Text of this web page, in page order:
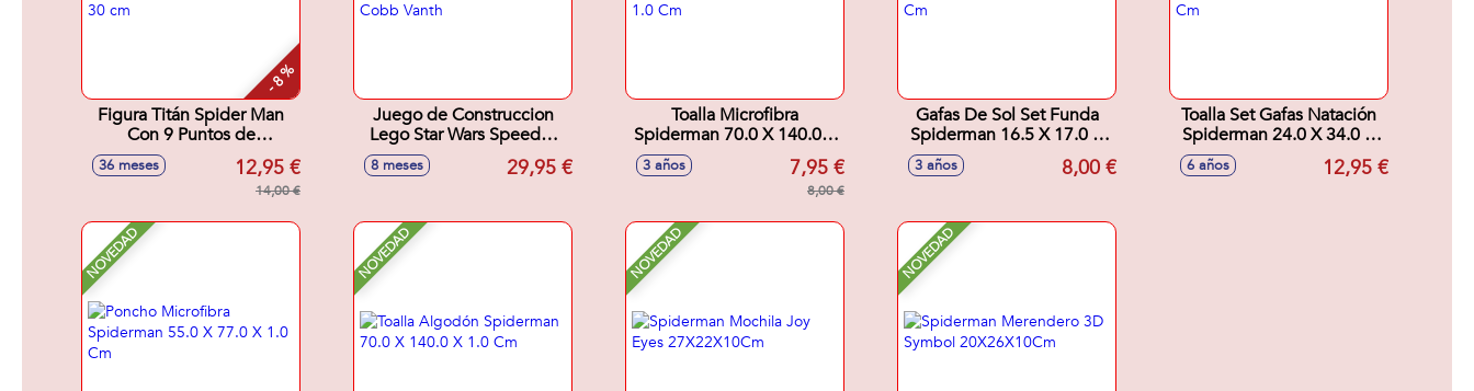
- 8 %
Figura Titán Spider Man
Con 9 Puntos de
Articulacion. 30 cm
36 meses 12,95 €
14,00 €
Juego de Construccion
Lego Star Wars Speeder
de Cobb Vanth
8 meses 29,95 €
Toalla Microfibra
Spiderman 70.0 X 140.0 X
3 años 7,95 €
8,00 €
Gafas De Sol Set Funda
Spiderman 16.5 X 17.0 X
3 años 8,00 €
Toalla Set Gafas Natación
Spiderman 24.0 X 34.0 X
6 años 12,95 €
NOVEDAD NOVEDAD NOVEDAD NOVEDAD